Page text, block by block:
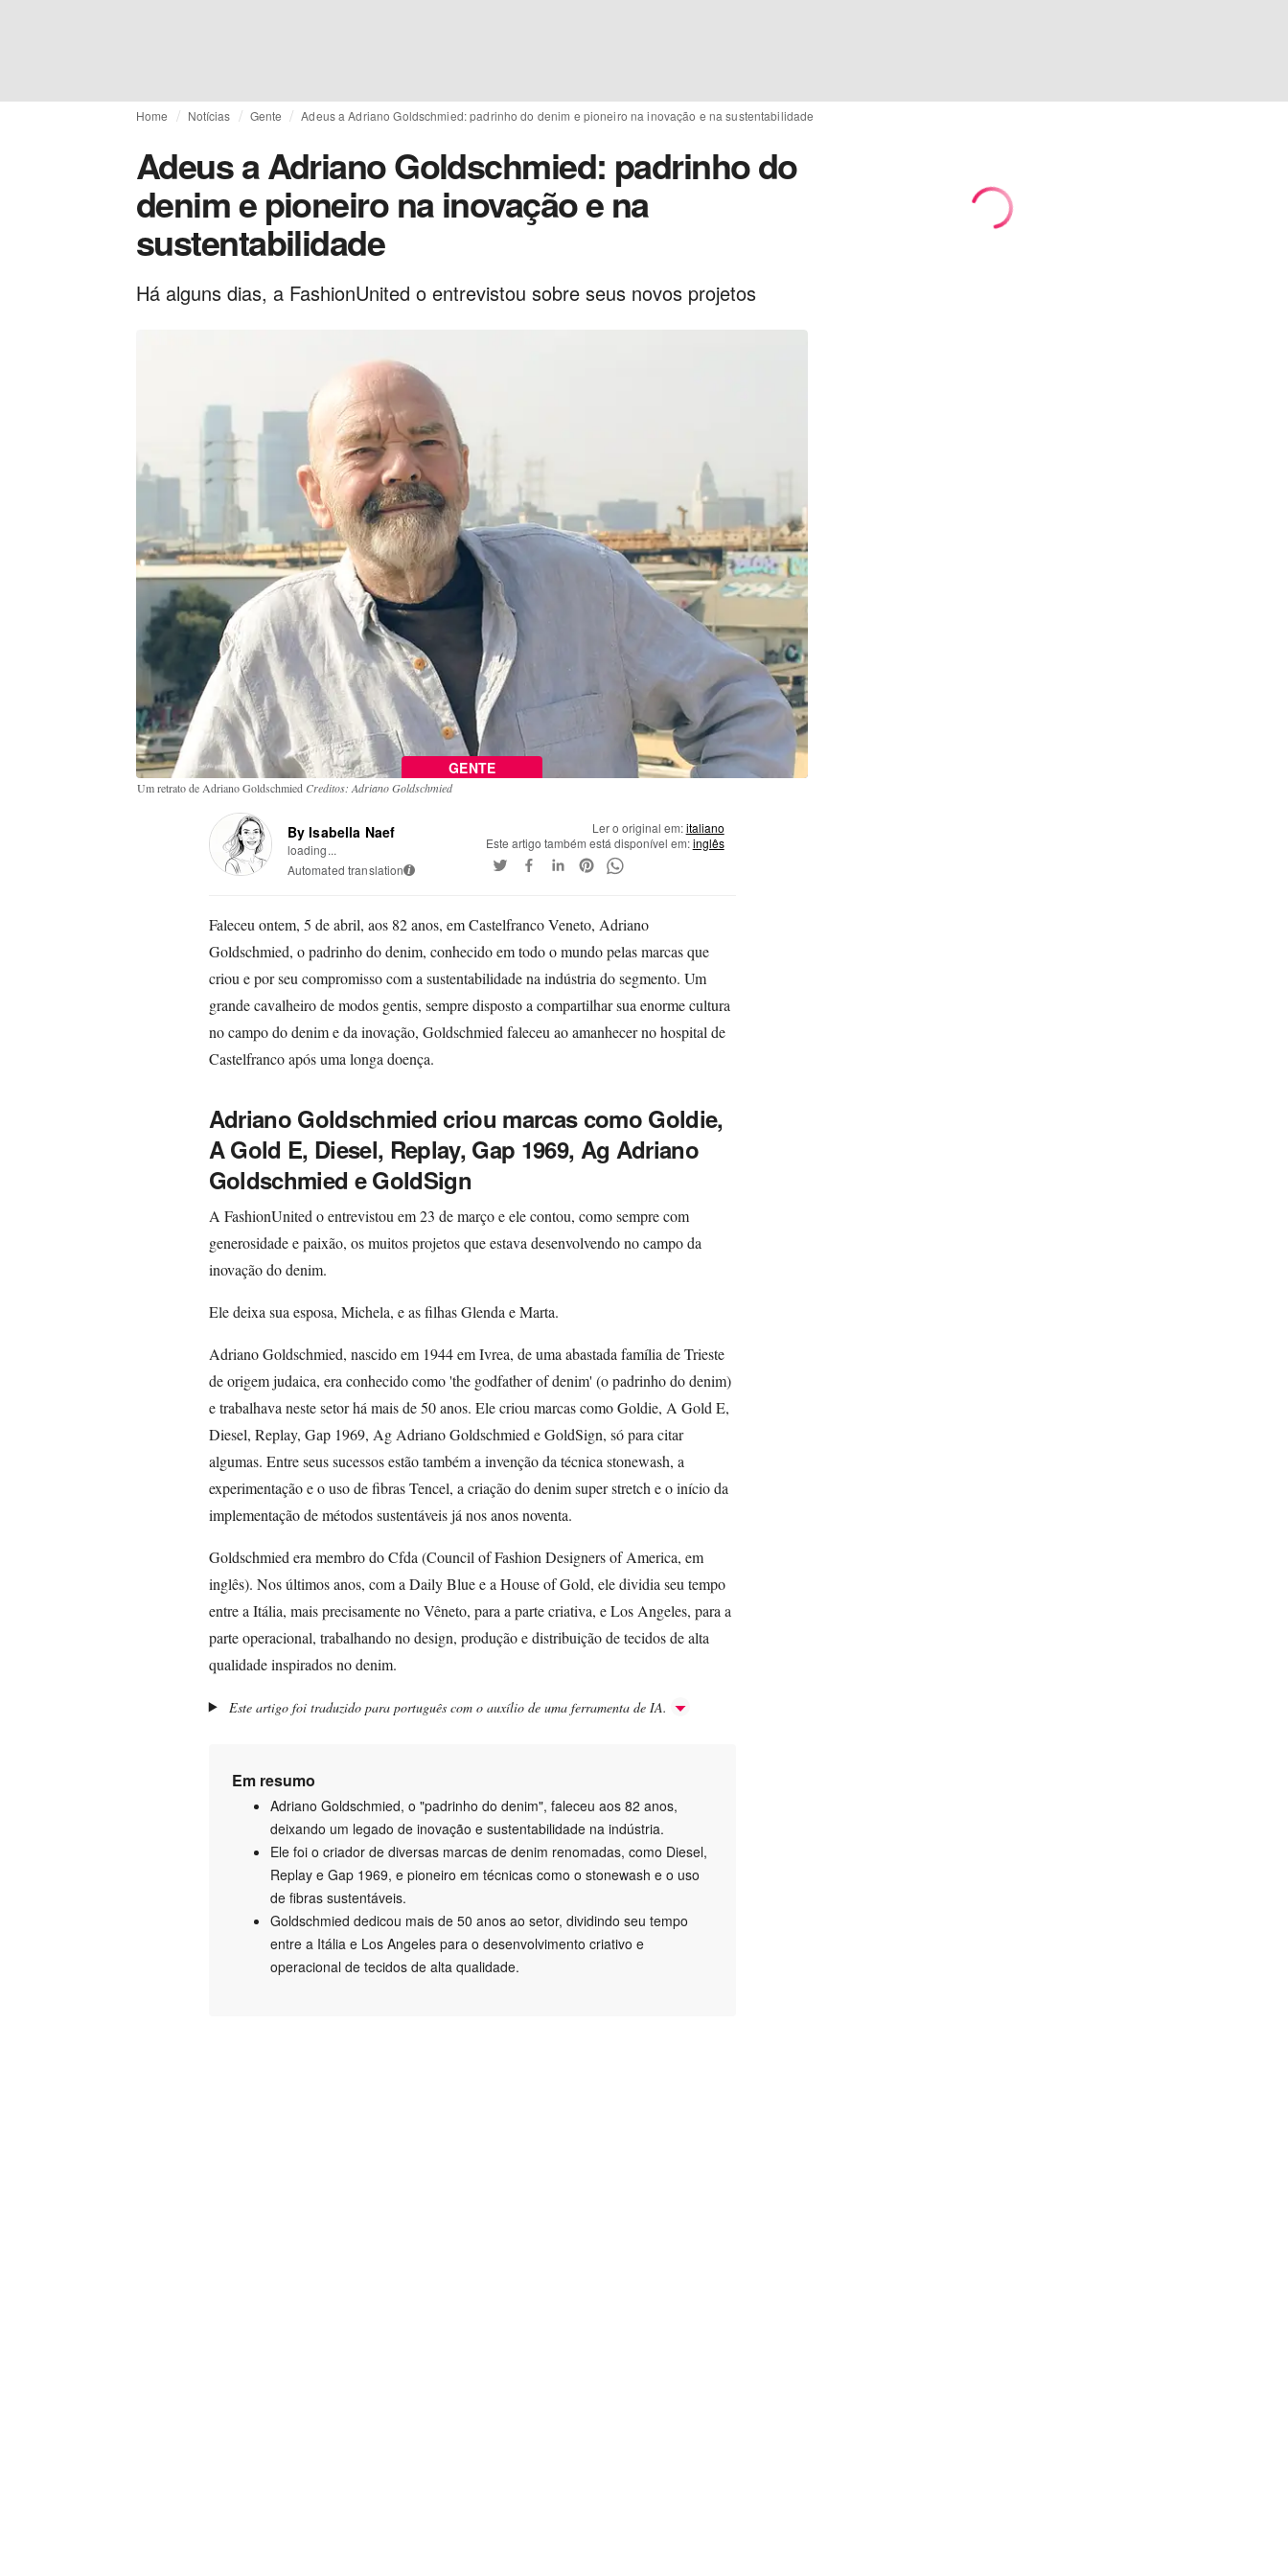
Home Notícias Gente Adeus a Adriano Goldschmied: padrinho do denim e pioneiro na inovação e na sustentabilidade
Adeus a Adriano Goldschmied: padrinho do
denim e pioneiro na inovação e na
sustentabilidade
Há alguns dias, a FashionUnited o entrevistou sobre seus novos projetos
GENTE
Um retrato de Adriano Goldschmied Creditos: Adriano Goldschmied
By Isabella Naef
loading...
Automated translation i
Ler o original em:italiano
Este artigo também está disponível em:inglês
Faleceu ontem, 5 de abril, aos 82 anos, em Castelfranco Veneto, Adriano
Goldschmied, o padrinho do denim, conhecido em todo o mundo pelas marcas que
criou e por seu compromisso com a sustentabilidade na indústria do segmento. Um
grande cavalheiro de modos gentis, sempre disposto a compartilhar sua enorme cultura
no campo do denim e da inovação, Goldschmied faleceu ao amanhecer no hospital de
Castelfranco após uma longa doença.
Adriano Goldschmied criou marcas como Goldie,
A Gold E, Diesel, Replay, Gap 1969, Ag Adriano
Goldschmied e GoldSign
A FashionUnited o entrevistou em 23 de março e ele contou, como sempre com
generosidade e paixão, os muitos projetos que estava desenvolvendo no campo da
inovação do denim.
Ele deixa sua esposa, Michela, e as filhas Glenda e Marta.
Adriano Goldschmied, nascido em 1944 em Ivrea, de uma abastada família de Trieste
de origem judaica, era conhecido como 'the godfather of denim' (o padrinho do denim)
e trabalhava neste setor há mais de 50 anos. Ele criou marcas como Goldie, A Gold E,
Diesel, Replay, Gap 1969, Ag Adriano Goldschmied e GoldSign, só para citar
algumas. Entre seus sucessos estão também a invenção da técnica stonewash, a
experimentação e o uso de fibras Tencel, a criação do denim super stretch e o início da
implementação de métodos sustentáveis já nos anos noventa.
Goldschmied era membro do Cfda (Council of Fashion Designers of America, em
inglês). Nos últimos anos, com a Daily Blue e a House of Gold, ele dividia seu tempo
entre a Itália, mais precisamente no Vêneto, para a parte criativa, e Los Angeles, para a
parte operacional, trabalhando no design, produção e distribuição de tecidos de alta
qualidade inspirados no denim.
Este artigo foi traduzido para português com o auxílio de uma ferramenta de IA.
Em resumo
Adriano Goldschmied, o "padrinho do denim", faleceu aos 82 anos,
deixando um legado de inovação e sustentabilidade na indústria.
Ele foi o criador de diversas marcas de denim renomadas, como Diesel,
Replay e Gap 1969, e pioneiro em técnicas como o stonewash e o uso
de fibras sustentáveis.
Goldschmied dedicou mais de 50 anos ao setor, dividindo seu tempo
entre a Itália e Los Angeles para o desenvolvimento criativo e
operacional de tecidos de alta qualidade.